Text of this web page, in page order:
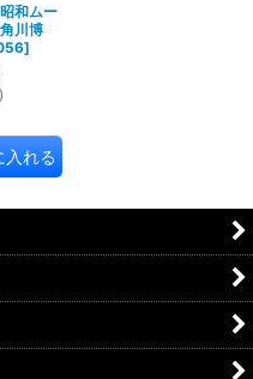
和ムー
川博
]
)
入れる